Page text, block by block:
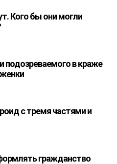
Кого бы они могли
подозреваемого в краже
с тремя частями и
гражданство